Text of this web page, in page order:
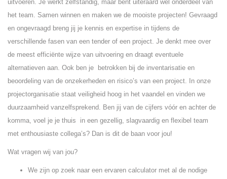
uitvoeren. Je werkt zelfstandig, maar bent uiteraard wel onderdeel van
het team. Samen winnen en maken we de mooiste projecten! Gevraagd
en ongevraagd breng jij je kennis en expertise in tijdens de
verschillende fasen van een tender of een project. Je denkt mee over
de meest efficiënte wijze van uitvoering en draagt eventuele
alternatieven aan. Ook ben je betrokken bij de inventarisatie en
beoordeling van de onzekerheden en risico’s van een project. In onze
projectorganisatie staat veiligheid hoog in het vaandel en vinden we
duurzaamheid vanzelfsprekend. Ben jij van de cijfers vóór en achter de
komma, voel je je thuis in een gezellig, slagvaardig en flexibel team
met enthousiaste collega’s? Dan is dit de baan voor jou!
Wat vragen wij van jou?
We zijn op zoek naar een ervaren calculator met al de nodige